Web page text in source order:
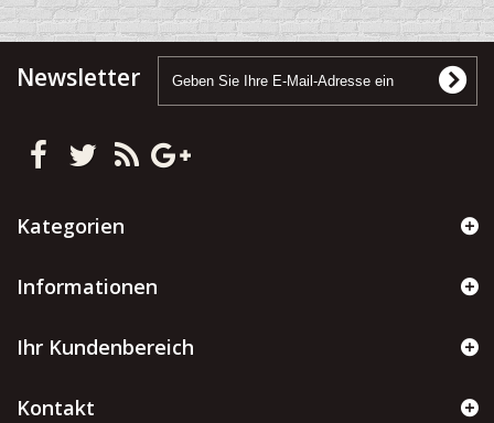
Newsletter
Kategorien
Informationen
Ihr Kundenbereich
Kontakt